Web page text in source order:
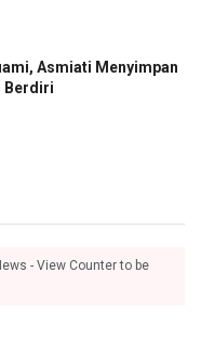
Asmiati Menyimpan
Berdiri
- View Counter to be